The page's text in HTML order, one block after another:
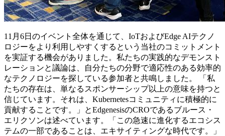
11月6日のイベント全体を通じて、IoTおよびEdge AIテクノ
ロジーをより利用しやすくするという当社のコミットメント
を実証する機会がありました。私たちの実践的なデモンスト
レーションと議論は、自分たちの分野で適応性のある効率的
なテクノロジーを探している参加者と共鳴しました。 「私
たちの存在は、単なるスポンサーシップ以上の意味を持つと
信じています。それは、Kubernetesコミュニティに積極的に
貢献することです。」とEdgenesisのCROであるブルース・
エリクソンは述べています。「この急速に進化するエコシス
テムの一部であることは、エキサイティングな時代です。」